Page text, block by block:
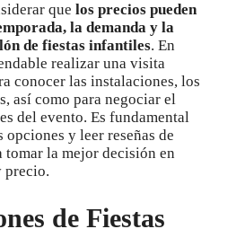
que los precios pueden
la demanda y la
de fiestas infantiles. En
realizar una visita
conocer las instalaciones, los
así como para negociar el
del evento. Es fundamental
y leer reseñas de
tomar la mejor decisión en
precio.
de Fiestas